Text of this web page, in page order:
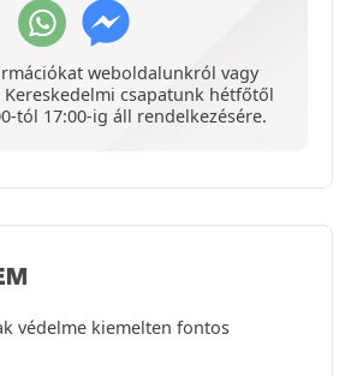
weboldalunkról vagy
csapatunk hétfőtől
tól 17:00-ig áll rendelkezésére.
védelme kiemelten fontos